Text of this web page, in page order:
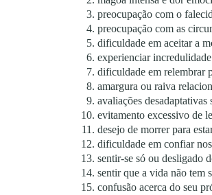
preocupação com o
preocupação com as
dificuldade em aceitar a
experienciar
dificuldade em relembrar
amargura ou raiva
avaliações
evitamento excessivo de
desejo de morrer para
dificuldade em confiar
sentir-se só ou desligado
sentir que a vida não tem
confusão acerca do seu